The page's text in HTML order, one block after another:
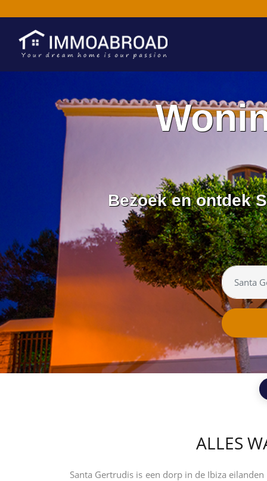
Bezoek en ontdek
ALLES
Santa Gertrudis is een dorp in de Ibiza